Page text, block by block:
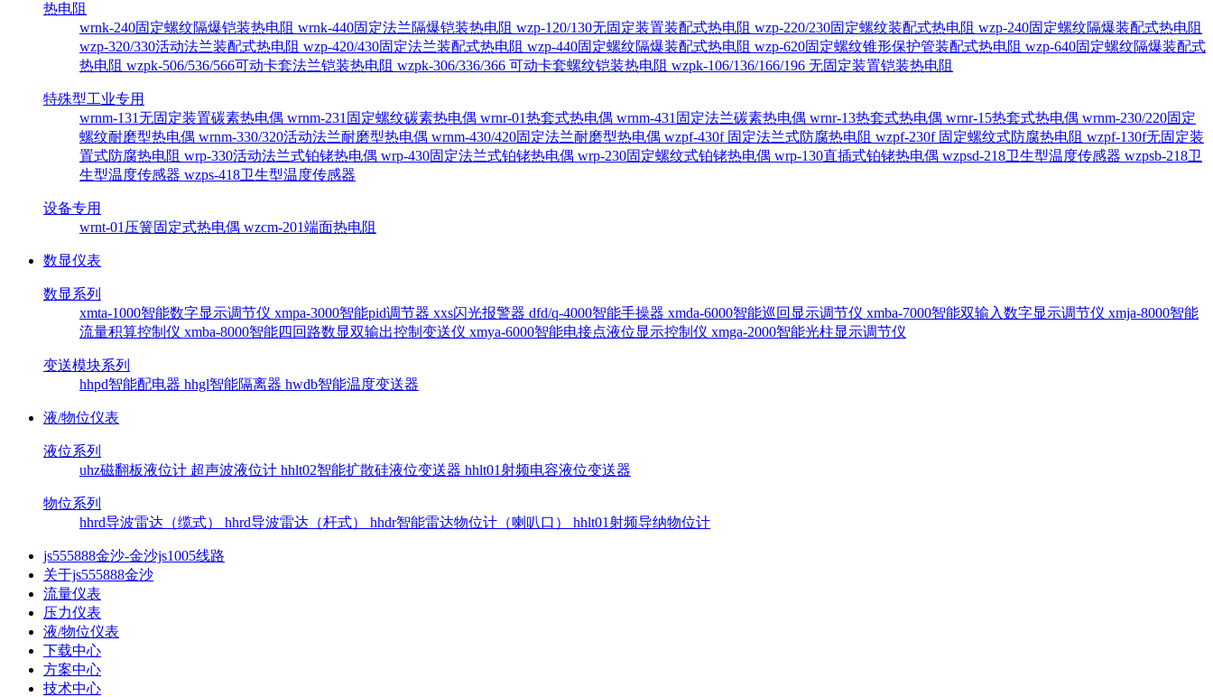
热电阻
wrnk-240固定螺纹隔爆铠装热电阻 wrnk-440固定法兰隔爆铠装热电阻 wzp-120/130无固定装置装配式热电阻 wzp-220/230固定螺纹装配式热电阻 wzp-240固定螺纹隔爆装配式热电阻
wzp-320/330活动法兰装配式热电阻 wzp-420/430固定法兰装配式热电阻 wzp-440固定螺纹隔爆装配式热电阻 wzp-620固定螺纹锥形保护管装配式热电阻 wzp-640固定螺纹隔爆装配式
热电阻 wzpk-506/536/566可动卡套法兰铠装热电阻 wzpk-306/336/366 可动卡套螺纹铠装热电阻 wzpk-106/136/166/196 无固定装置铠装热电阻
特殊型工业专用
wrnm-131无固定装置碳素热电偶 wrnm-231固定螺纹碳素热电偶 wrnr-01热套式热电偶 wrnm-431固定法兰碳素热电偶 wrnr-13热套式热电偶 wrnr-15热套式热电偶 wrnm-230/220固定
螺纹耐磨型热电偶 wrnm-330/320活动法兰耐磨型热电偶 wrnm-430/420固定法兰耐磨型热电偶 wzpf-430f 固定法兰式防腐热电阻 wzpf-230f 固定螺纹式防腐热电阻 wzpf-130f无固定装
置式防腐热电阻 wrp-330活动法兰式铂铑热电偶 wrp-430固定法兰式铂铑热电偶 wrp-230固定螺纹式铂铑热电偶 wrp-130直插式铂铑热电偶 wzpsd-218卫生型温度传感器 wzpsb-218卫
生型温度传感器 wzps-418卫生型温度传感器
设备专用
wrnt-01压簧固定式热电偶 wzcm-201端面热电阻
数显仪表
数显系列
xmta-1000智能数字显示调节仪 xmpa-3000智能pid调节器 xxs闪光报警器 dfd/q-4000智能手操器 xmda-6000智能巡回显示调节仪 xmba-7000智能双输入数字显示调节仪 xmja-8000智能
流量积算控制仪 xmba-8000智能四回路数显双输出控制变送仪 xmya-6000智能电接点液位显示控制仪 xmga-2000智能光柱显示调节仪
变送模块系列
hhpd智能配电器 hhgl智能隔离器 hwdb智能温度变送器
液/物位仪表
液位系列
uhz磁翻板液位计 超声波液位计 hhlt02智能扩散硅液位变送器 hhlt01射频电容液位变送器
物位系列
hhrd导波雷达（缆式） hhrd导波雷达（杆式） hhdr智能雷达物位计（喇叭口） hhlt01射频导纳物位计
js555888金沙-金沙js1005线路
关于js555888金沙
流量仪表
压力仪表
液/物位仪表
下载中心
方案中心
技术中心